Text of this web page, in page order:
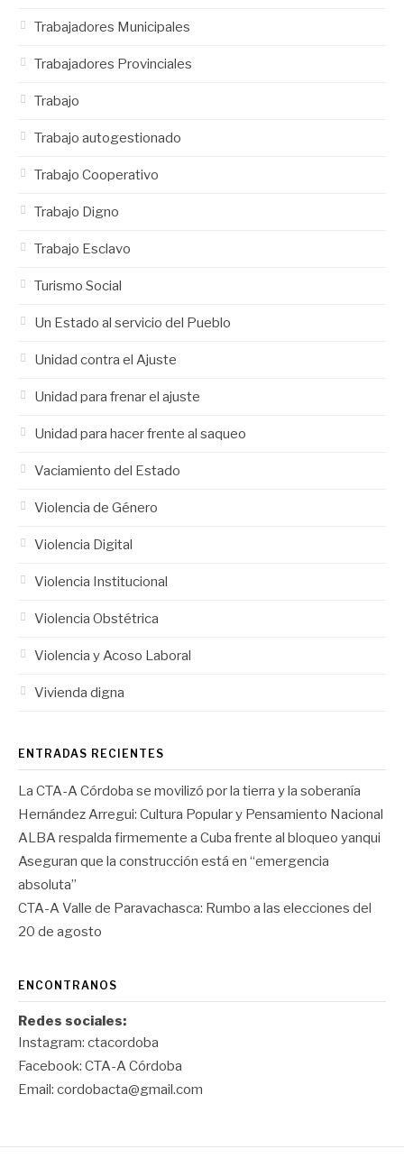
Trabajadores Municipales
Trabajadores Provinciales
Trabajo
Trabajo autogestionado
Trabajo Cooperativo
Trabajo Digno
Trabajo Esclavo
Turismo Social
Un Estado al servicio del Pueblo
Unidad contra el Ajuste
Unidad para frenar el ajuste
Unidad para hacer frente al saqueo
Vaciamiento del Estado
Violencia de Género
Violencia Digital
Violencia Institucional
Violencia Obstétrica
Violencia y Acoso Laboral
Vivienda digna
ENTRADAS RECIENTES
La CTA-A Córdoba se movilizó por la tierra y la soberanía
Hernández Arregui: Cultura Popular y Pensamiento Nacional
ALBA respalda firmemente a Cuba frente al bloqueo yanqui
Aseguran que la construcción está en “emergencia
absoluta”
CTA-A Valle de Paravachasca: Rumbo a las elecciones del
20 de agosto
ENCONTRANOS
Redes sociales:
Instagram: ctacordoba
Facebook: CTA-A Córdoba
Email: cordobacta@gmail.com